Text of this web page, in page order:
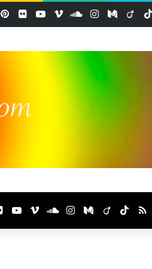
Pinterest
FlickrYouTube
VimeoSoundCloud
Instagram
Medium
Flickr YouTube
VimeoSoundCloud
InstagramMedium
Viadeo